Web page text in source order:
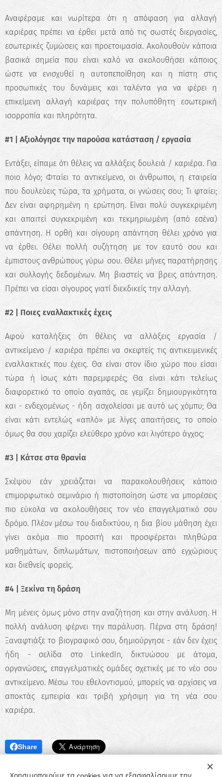
Αναφέραμε και νωρίτερα ότι η απόφαση για αλλαγή
καριέρας πρέπει να έρθει μετά από τις σωστές διεργασίες,
εσωτερικές ζυμώσεις και προετοιμασία. Ακολουθούν κάποια
βασικά σημεία που είναι καλό να ακολουθήσει κάποιος
ώστε να ενισχυθεί η αυτοπεποίθηση και η πίστη στις
προσωπικές του δυνάμεις και ταλέντα για να φέρει η
επικείμενη αλλαγή καριέρας την πολυπόθητη εσωτερική
ισορροπία και πληρότητα.
#1 | Αξιολόγησε την παρούσα κατάσταση / εργασία
Εντάξει, είπαμε ότι θέλεις να αλλάξεις δουλειά / καριέρα. Για
ποιο λόγο; Φταίει το αντικείμενο, οι άνθρωποι, η εταιρεία
που δουλεύεις τώρα, τα χρήματα, οι γνώσεις σου; Τι φταίει;
Δεν είναι αφηρημένη η ερώτηση. Είναι πολύ συγκεκριμένη
και απαιτεί συγκεκριμένη και τεκμηριωμένη (από εσένα)
απάντηση. Η ορθή και σίγουρη απάντηση θέλει χρόνο για
να έρθει. Θέλει πολλή συζήτηση με τον εαυτό σου και
έμπιστους ανθρώπους γύρω σου. Θέλει μήνες παρατήρησης
και συλλογής δεδομένων. Μη βιαστείς να βρεις απάντηση.
Πρέπει να είσαι σίγουρος γιατί διεκδικείς την αλλαγή.
#2 | Ποιες εναλλακτικές έχεις
Αφού καταλήξεις ότι θέλεις να αλλάξεις εργασία /
αντικείμενο / καριέρα πρέπει να σκεφτείς τις αντικειμενικές
εναλλακτικές που έχεις. Θα είναι στον ίδιο χώρο που είσαι
τώρα ή ίσως κάτι παρεμφερές; Θα είναι κάτι τελείως
διαφορετικό το οποίο αγαπάς, σε γεμίζει δημιουργικότητα
και - ενδεχομένως - ήδη ασχολείσαι με αυτό ως χόμπυ; Θα
είναι κάτι εντελώς «απλό» με λίγες απαιτήσεις, το οποίο
όμως θα σου χαρίζει ελεύθερο χρόνο και λιγότερο άγχος;
#3 | Κάτσε στα θρανία
Σκέψου εάν χρειάζεται να παρακολουθήσεις κάποιο
επιμορφωτικό σεμινάριο ή πιστοποίηση ώστε να μπορέσεις
πιο εύκολα να ακολουθήσεις τον νέο επαγγελματικό σου
δρόμο. Πλέον μέσω του διαδικτύου, η δια βίου μάθηση έχει
γίνει ακόμα πιο προσιτή και προσφέρεται πληθώρα
μαθημάτων, διπλωμάτων, πιστοποιήσεων από εγχώριους
και διεθνείς φορείς.
#4 | Ξεκίνα τη δράση
Μη μένεις όμως μόνο στην αναζήτηση και στην ανάλυση. Η
πολλή ανάλυση φέρνει την παράλυση. Πέρνα στη δράση!
Ξαναφτιάξε το βιογραφικό σου, δημιούργησε - εάν δεν έχεις
ήδη - σελίδα στο LinkedIn, δικτυώσου με άτομα,
οργανώσεις, επαγγελματικές ομάδες σχετικές με το νέο σου
αντικείμενο. Μέσω του εθελοντισμού, μπορείς να αρχίσεις να
αποκτάς εμπειρία και τριβή χρήσιμη για τη νέα σου
καριέρα.
Share